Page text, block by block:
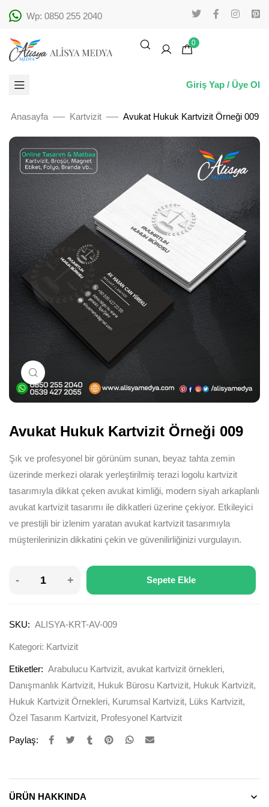
Wp: 0850 255 2040
0
Giriş Yap / Üye Ol
Anasayfa Kartvizit Avukat Hukuk Kartvizit Örneği 009
Büyütmek için tıklayın
Avukat Hukuk Kartvizit Örneği 009
Şık ve profesyonel bir görünüm sunan, beyaz tahta zemin
üzerinde merkezi olarak yerleştirilmiş terazi logolu kartvizit
tasarımıyla dikkat çeken avukat kimliği, modern siyah arkaplanlı
avukat kartvizit tasarımı ile dikkatleri üzerine çekiyor. Etkileyici
ve prestijli bir izlenim yaratan avukat kartvizit tasarımıyla
müşterilerinizin dikkatini çekin ve güvenilirliğinizi vurgulayın.
Sepete Ekle
SKU: ALISYA-KRT-AV-009
Kategori: Kartvizit
Etiketler: Arabulucu Kartvizit, avukat kartvizit örnekleri,
Danışmanlık Kartvizit, Hukuk Bürosu Kartvizit, Hukuk Kartvizit,
Hukuk Kartvizit Örnekleri, Kurumsal Kartvizit, Lüks Kartvizit,
Özel Tasarım Kartvizit, Profesyonel Kartvizit
Paylaş:
ÜRÜN HAKKINDA